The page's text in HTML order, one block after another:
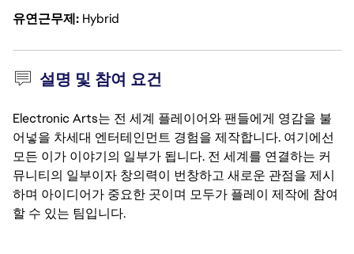
유연근무제 Hybrid
설명 및 참여 요건
Electronic Arts는 전 세계 플레이어와 팬들에게 영감을 불
어넣을 차세대 엔터테인먼트 경험을 제작합니다. 여기에선
모든 이가 이야기의 일부가 됩니다. 전 세계를 연결하는 커
뮤니티의 일부이자 창의력이 번창하고 새로운 관점을 제시
하며 아이디어가 중요한 곳이며 모두가 플레이 제작에 참여
할 수 있는 팀입니다.